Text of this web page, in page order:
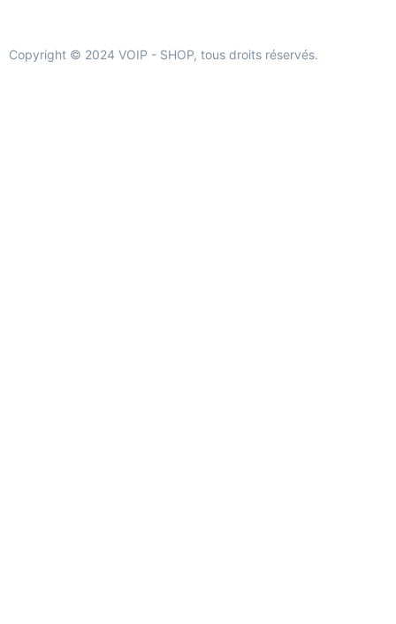
Copyright © 2024 VOIP - SHOP, tous droits réservés.